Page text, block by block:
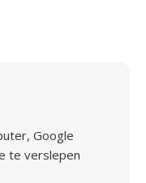
Google
te verslepen